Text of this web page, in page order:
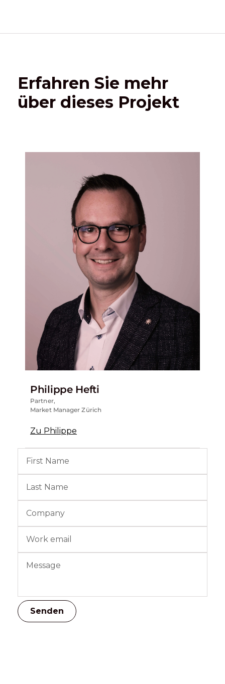
Erfahren Sie mehr
über dieses Projekt
Philippe Hefti
Partner,
Market Manager Zürich
Zu Philippe